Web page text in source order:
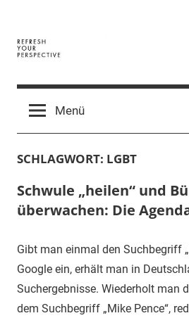
springen
Terminal
Y
Digital
BusinessMenü
SCHLAGWORT: LGBT
Schwule „heilen“ und
überwachen: Die
Gibt man einmal den Suchbegriff
Google ein, erhält man in
Suchergebnisse. Wiederholt man
dem Suchbegriff „Mike Pence“,